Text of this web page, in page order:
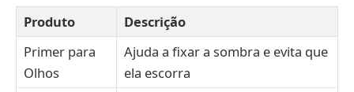
Produto
Descrição
Primer para
Olhos
Ajuda a fixar a sombra e evita que
ela escorra